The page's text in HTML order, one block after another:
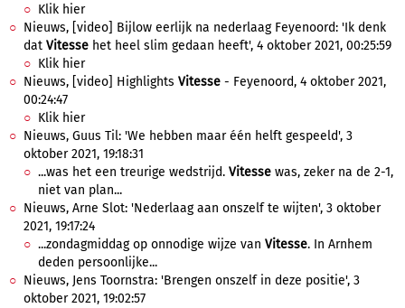
Klik hier
Nieuws, [video] Bijlow eerlijk na nederlaag Feyenoord: 'Ik denk
dat Vitesse het heel slim gedaan heeft', 4 oktober 2021, 00:25:59
Klik hier
Nieuws, [video] Highlights Vitesse - Feyenoord, 4 oktober 2021,
00:24:47
Klik hier
Nieuws, Guus Til: 'We hebben maar één helft gespeeld', 3
oktober 2021, 19:18:31
...was het een treurige wedstrijd. Vitesse was, zeker na de 2-1,
niet van plan...
Nieuws, Arne Slot: 'Nederlaag aan onszelf te wijten', 3 oktober
2021, 19:17:24
...zondagmiddag op onnodige wijze van Vitesse. In Arnhem
deden persoonlijke...
Nieuws, Jens Toornstra: 'Brengen onszelf in deze positie', 3
oktober 2021, 19:02:57